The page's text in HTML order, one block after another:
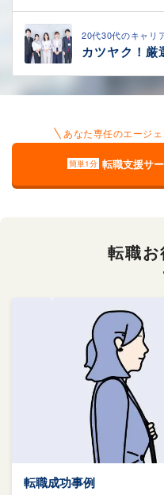
20代30代のキャリ
カツヤク！厳
あなた専任のエージ
簡単1分 転職支援サ
転職
転職成功事例